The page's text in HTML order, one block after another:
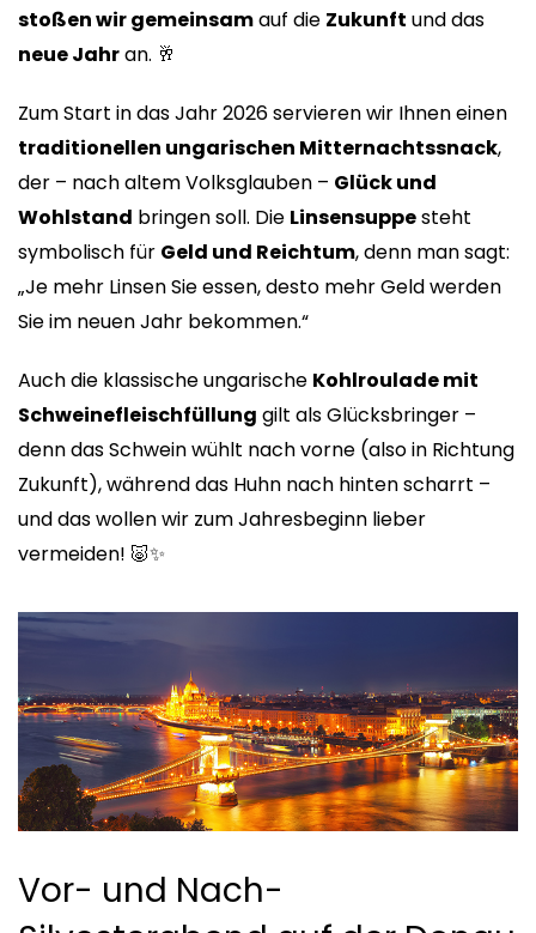
stoßen wir gemeinsamauf die Zukunft und das
neue Jahran. 🥂
Zum Start in das Jahr 2026 servieren wir Ihnen einen
traditionellen ungarischen Mitternachtssnack,
der – nach altem Volksglauben – Glück und
Wohlstand bringen soll. Die Linsensuppesteht
symbolisch für Geld und Reichtum, denn man sagt:
„Je mehr Linsen Sie essen, desto mehr Geld werden
Sie im neuen Jahr bekommen.“
Auch die klassische ungarische Kohlroulade mit
Schweinefleischfüllung gilt als Glücksbringer –
denn das Schwein wühlt nach vorne (also in Richtung
Zukunft), während das Huhn nach hinten scharrt –
und das wollen wir zum Jahresbeginn lieber
vermeiden! 🐷✨
Vor- und Nach-